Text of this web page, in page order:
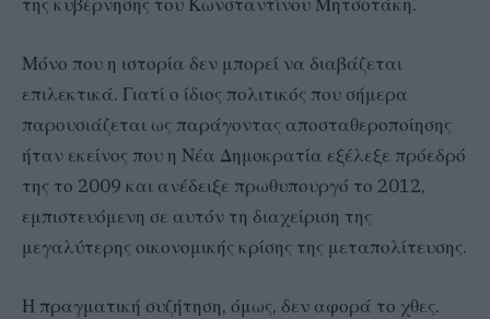
Μόνο που η ιστορία δεν μπορεί να διαβάζεται
επιλεκτικά. Γιατί ο ίδιος πολιτικός που σήμερα
παρουσιάζεται ως παράγοντας αποσταθεροποίησης
ήταν εκείνος που η Νέα Δημοκρατία εξέλεξε πρόεδρό
της το 2009 και ανέδειξε πρωθυπουργό το 2012,
εμπιστευόμενη σε αυτόν τη διαχείριση της
μεγαλύτερης οικονομικής κρίσης της μεταπολίτευσης.
Η πραγματική συζήτηση, όμως, δεν αφορά το χθες.